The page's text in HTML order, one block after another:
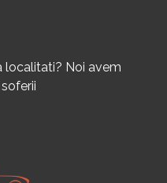
localitati? Noi avem